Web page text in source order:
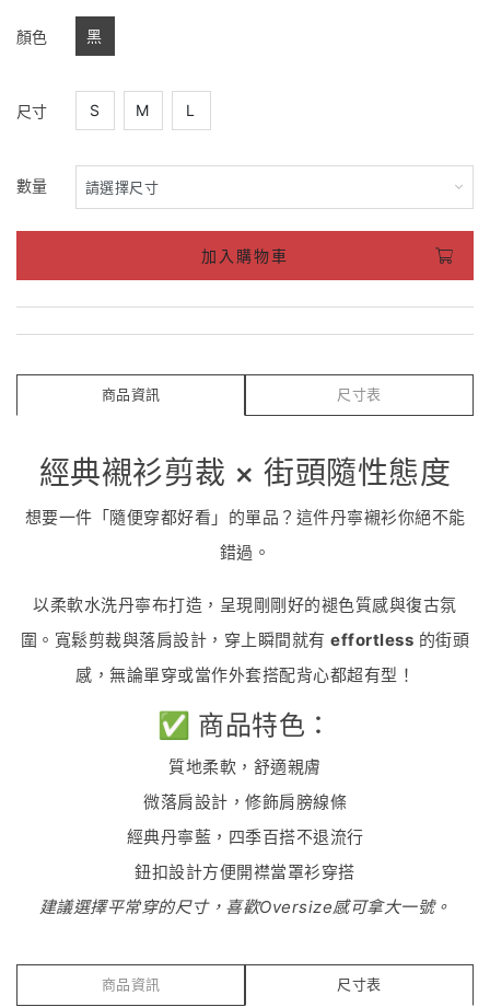
顏色 黑
尺寸 S M L
數量
加入購物車
商品資訊 尺寸表
經典襯衫剪裁 × 街頭隨性態度
想要一件「隨便穿都好看」的單品？這件丹寧襯衫你絕不能
錯過。
以柔軟水洗丹寧布打造，呈現剛剛好的褪色質感與復古氛
圍。寬鬆剪裁與落肩設計，穿上瞬間就有effortless 的街頭
感，無論單穿或當作外套搭配背心都超有型！
✅ 商品特色：
質地柔軟，舒適親膚
微落肩設計，修飾肩膀線條
經典丹寧藍，四季百搭不退流行
鈕扣設計方便開襟當罩衫穿搭
建議選擇平常穿的尺寸，喜歡Oversize感可拿大一號。
商品資訊 尺寸表